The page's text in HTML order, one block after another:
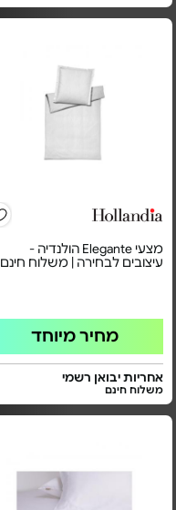
מצעי Elegante הולנדיה -
עיצובים לבחירה | משלוח חינם
מחיר מיוחד
אחריות יבואן רשמי
משלוח חינם